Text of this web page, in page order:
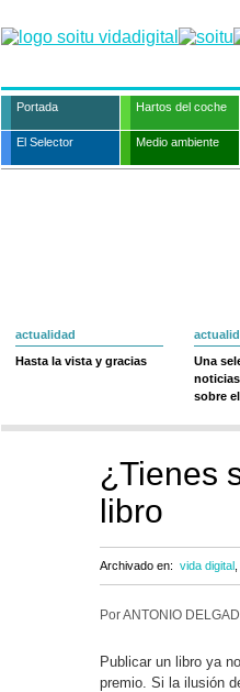
Portada Hartos del coche
El Selector Medio ambiente
actualidad
Hasta la vista y gracias
Una
sobre
¿Tienes
libro
Archivado en: vida digital
Por ANTONIO
Publicar un libro ya
premio. Si la ilusión